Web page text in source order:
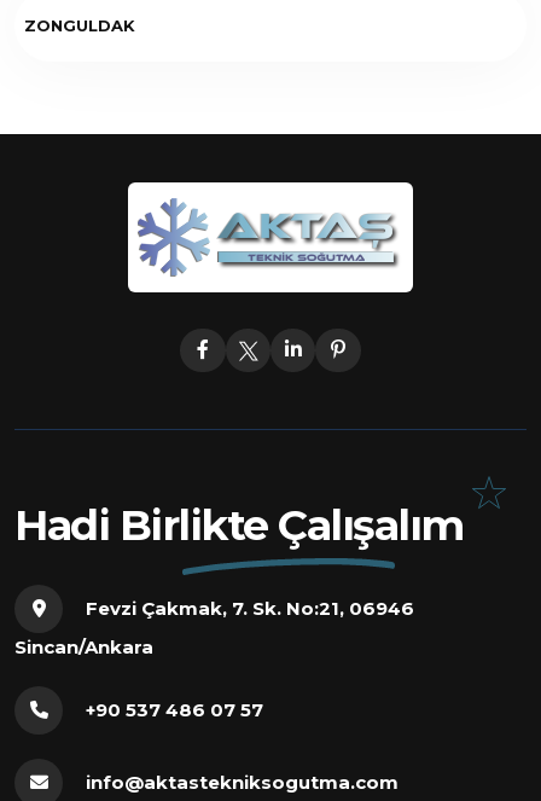
ZONGULDAK
Hadi Birlikte Çalışalım
Fevzi Çakmak, 7. Sk. No:21, 06946
Sincan/Ankara
+90 537 486 07 57
info@aktastekniksogutma.com